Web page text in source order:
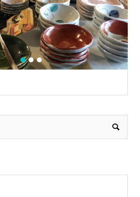
1 2 3
